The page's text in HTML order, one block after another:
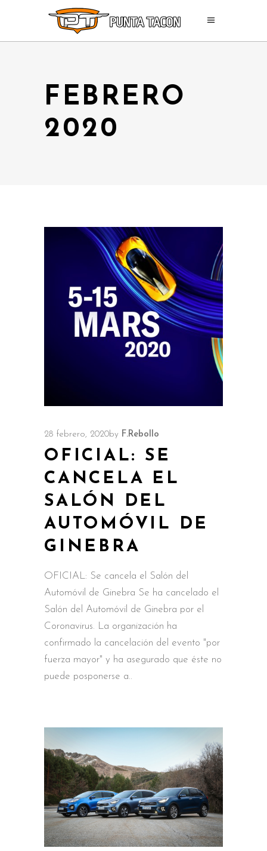
FEBRERO
2020
28 febrero, 2020by F.Rebollo
OFICIAL: SE
CANCELA EL
SALÓN DEL
AUTOMÓVIL DE
GINEBRA
OFICIAL: Se cancela el Salón del
Automóvil de Ginebra Se ha cancelado el
Salón del Automóvil de Ginebra por el
Coronavirus. La organización ha
confirmado la cancelación del evento "por
fuerza mayor" y ha asegurado que éste no
puede posponerse a